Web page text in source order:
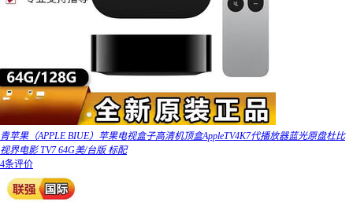
青苹果（APPLE BIUE）苹果电视盒子高清机顶盒AppleTV4K7代播放器蓝光原盘杜比
视界电影 TV7 64G美/台版 标配
4条评价